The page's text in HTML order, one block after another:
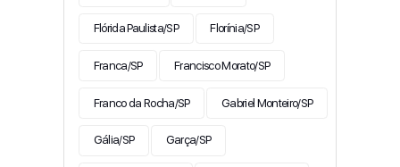
Flórida Paulista/SP Florínia/SP
Franca/SP Francisco Morato/SP
Franco da Rocha/SP Gabriel Monteiro/SP
Gália/SP Garça/SP